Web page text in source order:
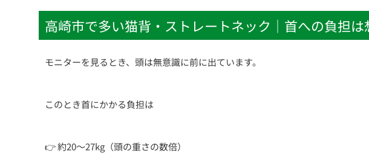
高崎市で多い猫背・ストレートネック｜首への負担は
モニターを見るとき、頭は無意識に前に出ています。
このとき首にかかる負担は
👉 約20〜27kg（頭の重さの数倍）